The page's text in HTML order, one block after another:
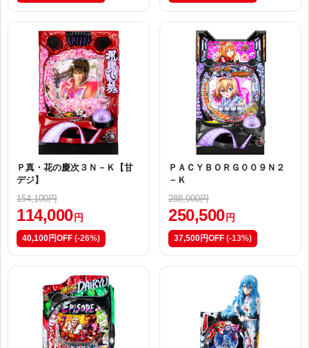
Ｐ真・花の慶次３Ｎ－Ｋ【甘
デジ】
154,100円
114,000 円
40,100円OFF (-26%)
ＰＡＣＹＢＯＲＧ００９Ｎ２
－Ｋ
288,000円
250,500 円
37,500円OFF (-13%)